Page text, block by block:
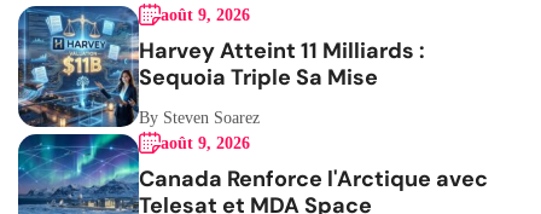
août 9, 2026
Harvey Atteint 11 Milliards :
Sequoia Triple Sa Mise
By Steven Soarez
août 9, 2026
Canada Renforce l'Arctique avec
Telesat et MDA Space